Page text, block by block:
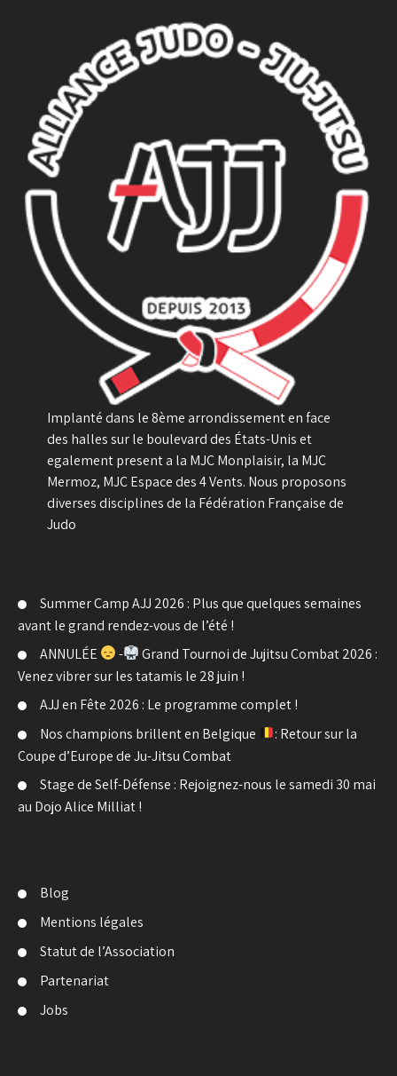
Implanté dans le 8ème arrondissement en face
des halles sur le boulevard des États-Unis et
egalement present a la MJC Monplaisir, la MJC
Mermoz, MJC Espace des 4 Vents. Nous proposons
diverses disciplines de la Fédération Française de
Judo
Summer Camp AJJ 2026 : Plus que quelques semaines
avant le grand rendez-vous de l’été !
ANNULÉE
-
Grand Tournoi de Jujitsu Combat 2026 :
Venez vibrer sur les tatamis le 28 juin !
AJJ en Fête 2026 : Le programme complet !
Nos champions brillent en Belgique
: Retour sur la
Coupe d’Europe de Ju-Jitsu Combat
Stage de Self-Défense : Rejoignez-nous le samedi 30 mai
au Dojo Alice Milliat !
Blog
Mentions légales
Statut de l’Association
Partenariat
Jobs